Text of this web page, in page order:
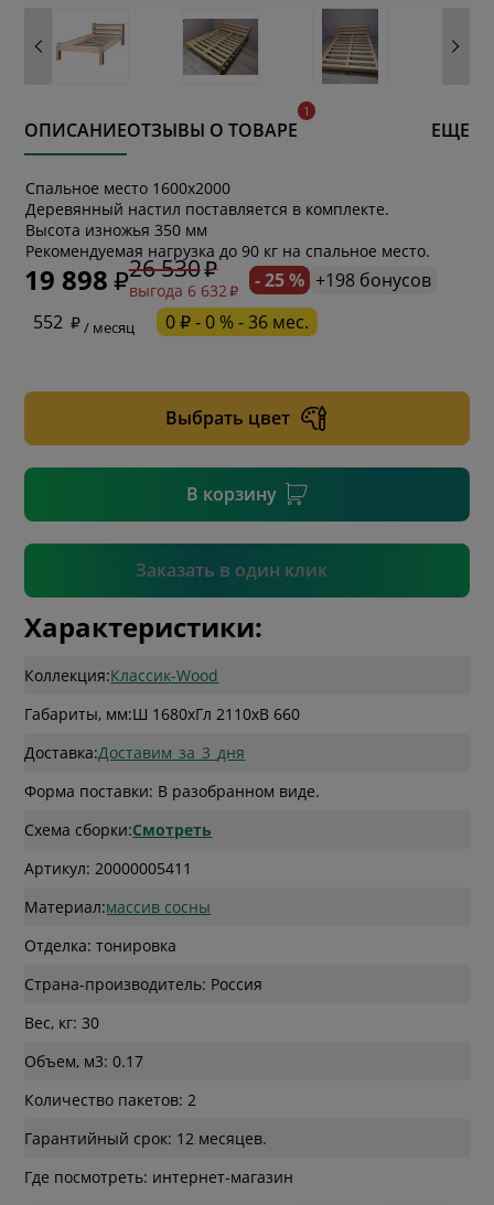
ОПИСАНИЕОТЗЫВЫ О ТОВАРЕ ЕЩЕ
Спальное место 1600х2000
Деревянный настил поставляется в комплекте.
Высота изножья 350 мм
Рекомендуемая нагрузка до 90 кг на спальное место.
19 898 26 530
выгода 6 632 - 25 % +198 бонусов
552
/ месяц 0 ₽ - 0 % - 36 мес.
Выбрать цвет
В корзину
Заказать в один клик
* обязательное поле
* необязательное поле
Подтвердить
Характеристики:
Коллекция:Классик-Wood
Габариты, мм:Ш 1680xГл 2110xВ 660
Доставка:Доставим_за_3_дня
Форма поставки: В разобранном виде.
Схема сборки:Смотреть
Артикул: 20000005411
Материал:массив сосны
Отделка: тонировка
Страна-производитель: Россия
Вес, кг: 30
Объем, м3: 0.17
Количество пакетов: 2
Гарантийный срок: 12 месяцев.
Где посмотреть: интернет-магазин